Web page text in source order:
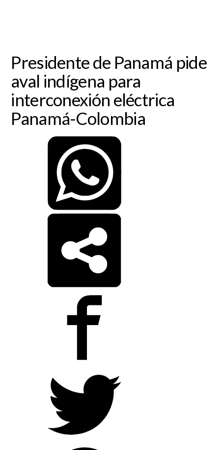
Presidente de Panamá pide
aval indígena para
interconexión eléctrica
Panamá-Colombia